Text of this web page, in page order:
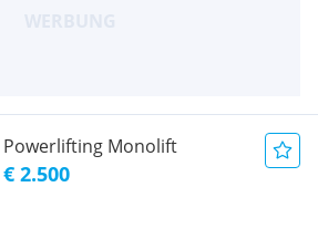
Powerlifting Monolift
€ 2.500